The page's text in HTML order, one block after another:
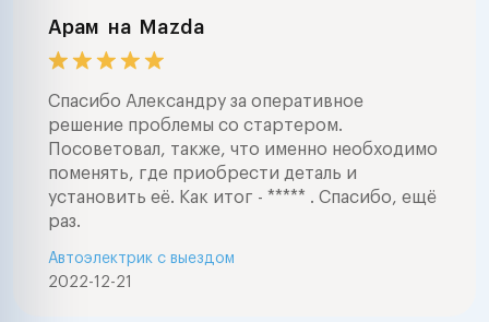
Арам на Mazda
Спасибо Александру за оперативное
решение проблемы со стартером.
Посоветовал, также, что именно необходимо
поменять, где приобрести деталь и
установить её. Как итог - ***** . Спасибо, ещё
раз.
2022-12-21
Автоэлектрик с выездом